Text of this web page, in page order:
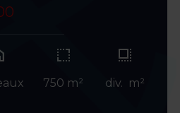
750 m² div. m²